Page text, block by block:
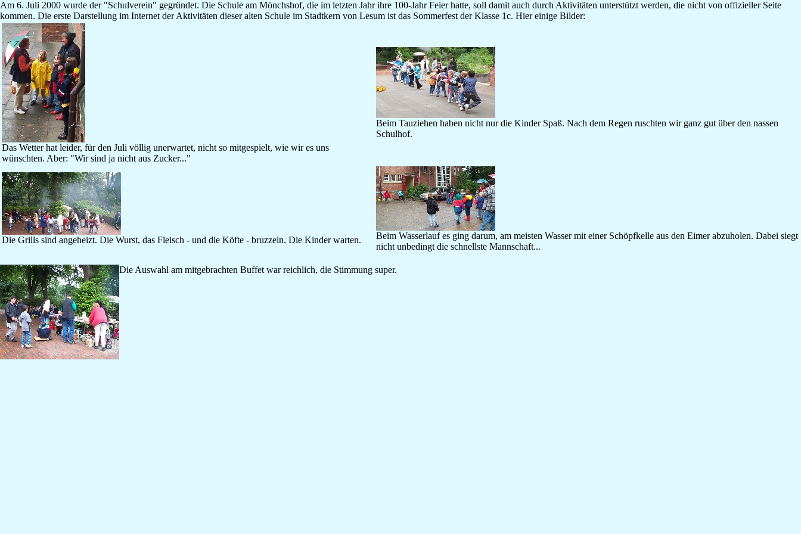
Am 6. Juli 2000 wurde der "Schulverein" gegründet. Die Schule am Mönchshof, die im letzten Jahr ihre 100-Jahr Feier hatte, soll damit auch durch Aktivitäten unterstützt werden, die nicht von offizieller Seite
kommen. Die erste Darstellung im Internet der Aktivitäten dieser alten Schule im Stadtkern von Lesum ist das Sommerfest der Klasse 1c. Hier einige Bilder:
Das Wetter hat leider, für den Juli völlig unerwartet, nicht so mitgespielt, wie wir es uns
wünschten. Aber: "Wir sind ja nicht aus Zucker..."
Beim Tauziehen haben nicht nur die Kinder Spaß. Nach dem Regen ruschten wir ganz gut über den nassen
Schulhof.
Die Grills sind angeheizt. Die Wurst, das Fleisch - und die Köfte - bruzzeln. Die Kinder warten.
Beim Wasserlauf es ging darum, am meisten Wasser mit einer Schöpfkelle aus den Eimer abzuholen. Dabei siegt
nicht unbedingt die schnellste Mannschaft...
Die Auswahl am mitgebrachten Buffet war reichlich, die Stimmung super.